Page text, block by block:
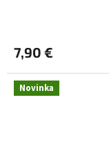
7,90 €
Novinka